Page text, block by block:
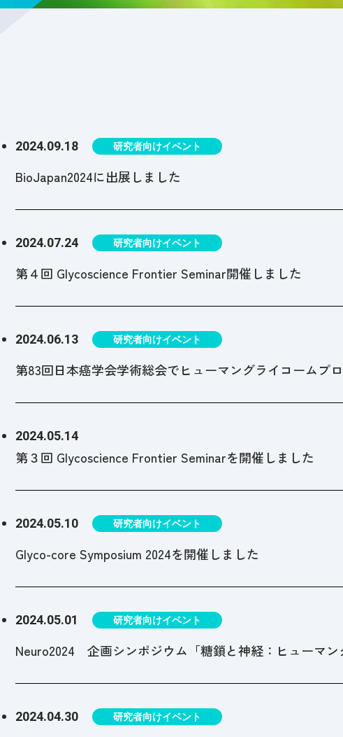
2024.09.18 研究者向けイベント
BioJapan2024に出展しました
2024.07.24 研究者向けイベント
第４回 Glycoscience Frontier Seminar開催しました
2024.06.13 研究者向けイベント
第83回日本癌学会学術総会でヒューマングライコームプ
2024.05.14
第３回 Glycoscience Frontier Seminarを開催しました
2024.05.10 研究者向けイベント
Glyco-core Symposium 2024を開催しました
2024.05.01 研究者向けイベント
Neuro2024 企画シンポジウム「糖鎖と神経：ヒューマ
2024.04.30 研究者向けイベント